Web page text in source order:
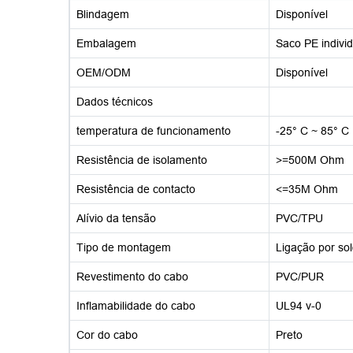
Blindagem Disponível
Embalagem Saco PE
OEM/ODM Disponível
Dados técnicos
temperatura de funcionamento -25° C ~ 85° C
Resistência de isolamento >=500M Ohm
Resistência de contacto <=35M Ohm
Alívio da tensão PVC/TPU
Tipo de montagem Ligação por
Revestimento do cabo PVC/PUR
Inflamabilidade do cabo UL94 v-0
Cor do cabo Preto